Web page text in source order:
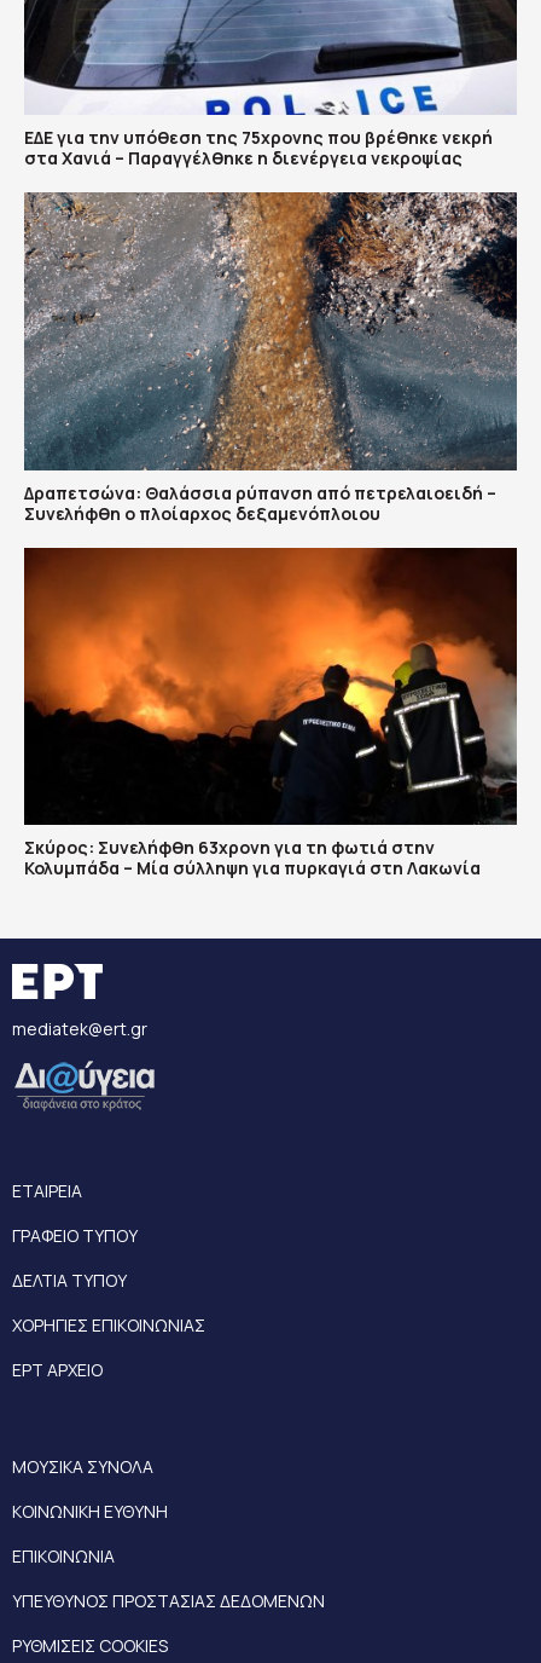
ΕΔΕ για την υπόθεση της 75χρονης που βρέθηκε νεκρή
στα Χανιά – Παραγγέλθηκε η διενέργεια νεκροψίας
Δραπετσώνα: Θαλάσσια ρύπανση από πετρελαιοειδή –
Συνελήφθη ο πλοίαρχος δεξαμενόπλοιου
Σκύρος: Συνελήφθη 63χρονη για τη φωτιά στην
Κολυμπάδα – Μία σύλληψη για πυρκαγιά στη Λακωνία
mediatek@ert.gr
ΕΤΑΙΡΕΙΑ
ΓΡΑΦΕΙΟ ΤΥΠΟΥ
ΔΕΛΤΙΑ ΤΥΠΟΥ
ΧΟΡΗΓΙΕΣ ΕΠΙΚΟΙΝΩΝΙΑΣ
ΕΡΤ ΑΡΧΕΙΟ
ΜΟΥΣΙΚΑ ΣΥΝΟΛΑ
ΚΟΙΝΩΝΙΚΗ ΕΥΘΥΝΗ
ΕΠΙΚΟΙΝΩΝΙΑ
ΥΠΕΥΘΥΝΟΣ ΠΡΟΣΤΑΣΙΑΣ ΔΕΔΟΜΕΝΩΝ
ΡΥΘΜΙΣΕΙΣ COOKIES